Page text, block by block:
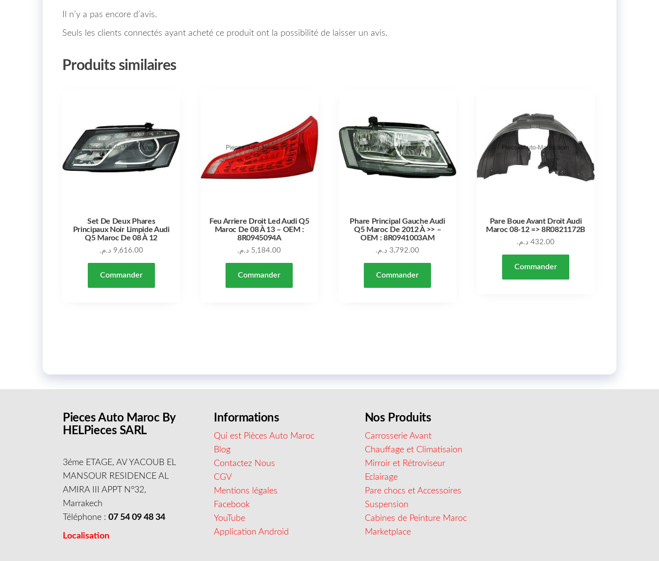
Il n’y a pas encore d’avis.
Seuls les clients connectés ayant acheté ce produit ont la possibilité de laisser un avis.
Produits similaires
Set De Deux Phares
Principaux Noir Limpide Audi
Q5 Maroc De 08 À 12
9,616.00 د.م.
Commander
Feu Arriere Droit Led Audi Q5
Maroc De 08 À 13 – OEM :
8R0945094A
5,184.00 د.م.
Commander
Phare Principal Gauche Audi
Q5 Maroc De 2012 À >> –
OEM : 8R0941003AM
3,792.00 د.م.
Commander
Pare Boue Avant Droit Audi
Maroc 08-12 => 8R0821172B
432.00 د.م.
Commander
Pieces Auto Maroc By
HELPieces SARL
3éme ETAGE, AV YACOUB EL
MANSOUR RESIDENCE AL
AMIRA III APPT N°32,
Marrakech
Téléphone :07 54 09 48 34
Localisation
Informations
Qui est Pièces Auto Maroc
Blog
Contactez Nous
CGV
Mentions légales
Facebook
YouTube
Application Android
Nos Produits
Carrosserie Avant
Chauffage et Climatisaion
Mirroir et Rétroviseur
Eclairage
Pare chocs et Accessoires
Suspension
Cabines de Peinture Maroc
Marketplace